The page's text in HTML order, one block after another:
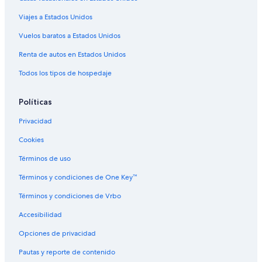
Hoteles con traslado del/al aeropuerto en Papeete
Viajes a Estados Unidos
Vuelos baratos a Estados Unidos
Renta de autos en Estados Unidos
Todos los tipos de hospedaje
Políticas
Privacidad
Cookies
Términos de uso
Términos y condiciones de One Key™
Términos y condiciones de Vrbo
Accesibilidad
Opciones de privacidad
Pautas y reporte de contenido